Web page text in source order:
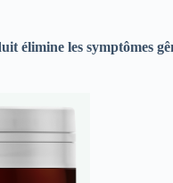
les symptômes